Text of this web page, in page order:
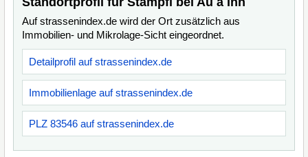
Auf strassenindex.de wird der Ort zusätzlich aus
Immobilien- und Mikrolage-Sicht eingeordnet.
Detailprofil auf strassenindex.de
Immobilienlage auf strassenindex.de
PLZ 83546 auf strassenindex.de